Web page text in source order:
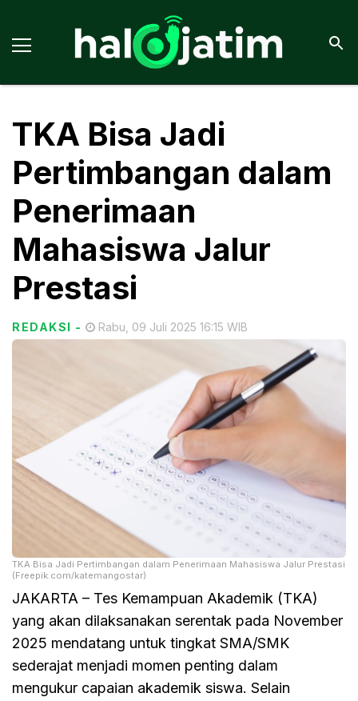
TKA Bisa Jadi
Pertimbangan dalam
Penerimaan
Mahasiswa Jalur
Prestasi
REDAKSI - Rabu, 09 Juli 2025 16:15 WIB
TKA Bisa Jadi Pertimbangan dalam Penerimaan Mahasiswa Jalur Prestasi
(Freepik.com/katemangostar)
JAKARTA – Tes Kemampuan Akademik (TKA)
yang akan dilaksanakan serentak pada November
2025 mendatang untuk tingkat SMA/SMK
sederajat menjadi momen penting dalam
mengukur capaian akademik siswa. Selain